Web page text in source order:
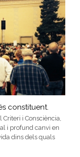
constituent.
i Consciència,
i profund canvi en
dins dels quals